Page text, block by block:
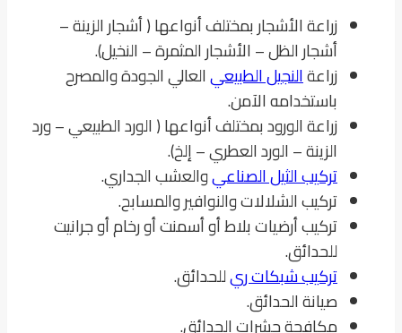
زراعة الأشجار بمختلف أنواعها ( أشجار الزينة –
أشجار الظل – الأشجار المثمرة – النخيل).
زراعةالنجيل الطبيعيالعالي الجودة والمصرح
باستخدامه الآمن.
زراعة الورود بمختلف أنواعها ( الورد الطبيعي – ورد
الزينة – الورد العطري – إلخ).
تركيب الثيل الصناعيوالعشب الجداري.
تركيب الشلالات والنوافير والمسابح.
تركيب أرضيات بلاط أو أسمنت أو رخام أو جرانيت
للحدائق.
تركيب شبكات ريللحدائق.
صيانة الحدائق.
مكافحة حشرات الحدائق.